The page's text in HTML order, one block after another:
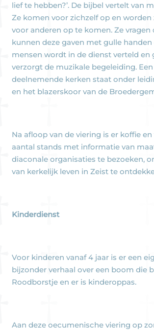
lief te hebben?’. De bijbel vertelt van
Ze komen voor zichzelf op en
voor anderen op te komen. Ze
kunnen deze gaven met gulle
mensen wordt in de dienst verteld en
verzorgt de muzikale begeleiding.
deelnemende kerken staat onder
en het blazerskoor van de
Na afloop van de viering is er koffie
aantal stands met informatie van
diaconale organisaties te bezoeken,
van kerkelijk leven in Zeist te
Kinderdienst
Voor kinderen vanaf 4 jaar is er een
bijzonder verhaal over een boom die
Roodborstje en er is kinderoppas.
Aan deze oecumenische viering op